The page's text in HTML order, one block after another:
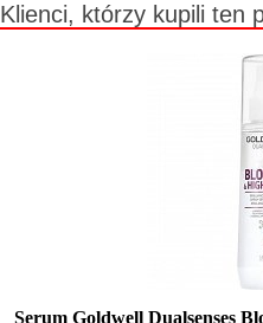
Klienci, którzy kupili ten
Serum Goldwell Dualsenses